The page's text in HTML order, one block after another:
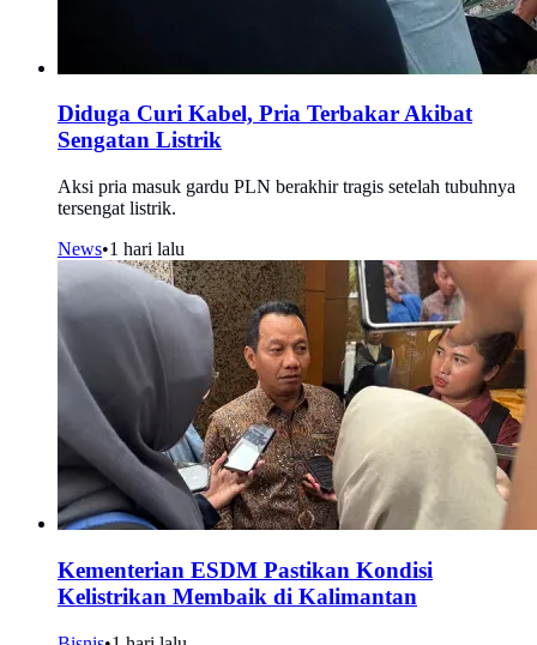
Diduga Curi Kabel, Pria Terbakar Akibat
Sengatan Listrik
Aksi pria masuk gardu PLN berakhir tragis setelah tubuhnya
tersengat listrik.
News•1 hari lalu
Kementerian ESDM Pastikan Kondisi
Kelistrikan Membaik di Kalimantan